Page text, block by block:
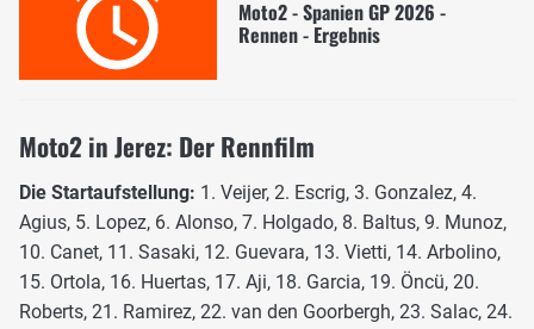
Moto2 - Spanien GP 2026 -
Rennen - Ergebnis
Moto2 in Jerez: Der Rennfilm
Die Startaufstellung: 1. Veijer, 2. Escrig, 3. Gonzalez, 4.
Agius, 5. Lopez, 6. Alonso, 7. Holgado, 8. Baltus, 9. Munoz,
10. Canet, 11. Sasaki, 12. Guevara, 13. Vietti, 14. Arbolino,
15. Ortola, 16. Huertas, 17. Aji, 18. Garcia, 19. Öncü, 20.
Roberts, 21. Ramirez, 22. van den Goorbergh, 23. Salac, 24.